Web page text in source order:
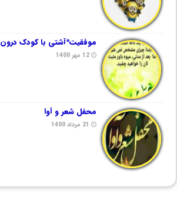
موفقیت*آشتی با کودک درون
12 مهر 1400
محفل شعر و آوا
21 مرداد 1400